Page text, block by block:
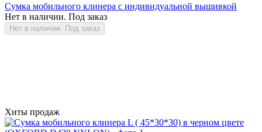
Сумка мобильного клинера с индивидуальной вышивкой
Нет в наличии. Под заказ
Нет в наличии. Под заказ
Хиты продаж